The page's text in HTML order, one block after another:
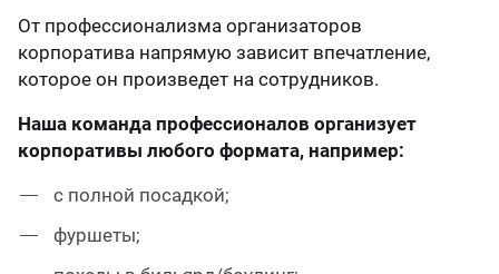
От профессионализма организаторов
корпоратива напрямую зависит впечатление,
которое он произведет на сотрудников.
Наша команда профессионалов организует
корпоративы любого формата, например:
с полной посадкой;
фуршеты;